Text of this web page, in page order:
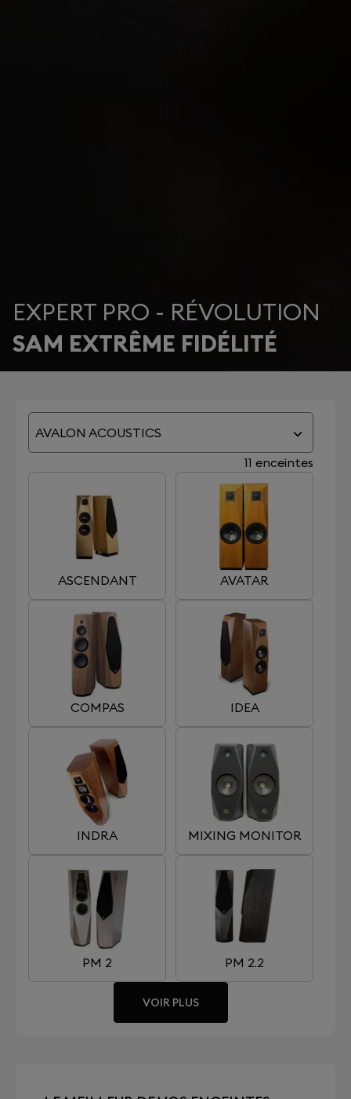
EXPERT PRO - RÉVOLUTION
SAM EXTRÊME FIDÉLITÉ
AVALON ACOUSTICS
11 enceintes
ASCENDANT AVATAR
COMPAS IDEA
INDRA MIXING MONITOR
PM 2 PM 2.2
VOIR PLUS